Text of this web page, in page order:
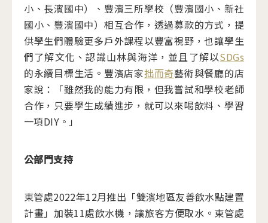
小、長濱國中）、豐濱三所學校（豐濱國小、新社
國小、豐濱國中）相互合作，透過募款的方式，提
供學生們體驗更多戶外課程以豐富視野，也讓學生
們了解文化、認識山林與海洋，並且了解以SDGs
的永續目標生活。豐濱店家拙而奇藝術與餐廳的店
家說：「雖然我的能力有限，但我嘗試和學校老師
合作，只要學生成績進步，就可以來喝飲料、學習
一項DIY。」
公部門支持
東管處2022年12月推出「雙濱地區友善飲水點建置
計畫」加裝11處飲水機，讓旅客方便取水。東管處